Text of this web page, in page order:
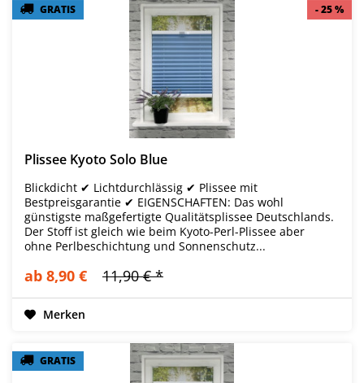
GRATIS - 25 %
GRATIS - 25 %
Plissee Kyoto Solo Blue
Blickdicht ✔ Lichtdurchlässig ✔ Plissee mit
Bestpreisgarantie ✔ EIGENSCHAFTEN: Das wohl
günstigste maßgefertigte Qualitätsplissee Deutschlands.
Der Stoff ist gleich wie beim Kyoto-Perl-Plissee aber
ohne Perlbeschichtung und Sonnenschutz...
ab 8,90 € 11,90 € *
Merken
GRATIS
GRATIS